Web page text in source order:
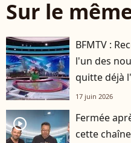
Sur le
BFMTV :
l'un des
quitte déjà
17 juin 2026
player2
Fermée
cette